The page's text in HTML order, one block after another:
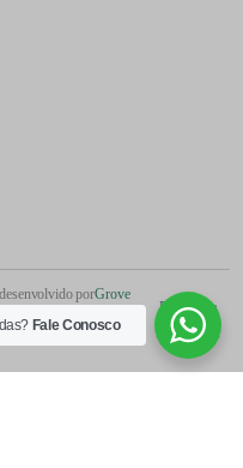
porGrove
Política de
Privacidade
Fale Conosco